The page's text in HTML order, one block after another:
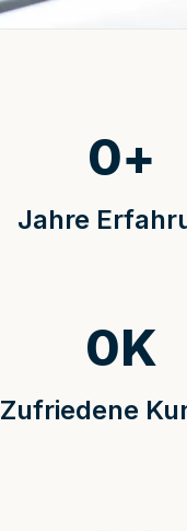
Jahre
0+
Zufriedene
0K